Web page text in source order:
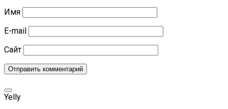
Имя
E-mail
Сайт
Yelly